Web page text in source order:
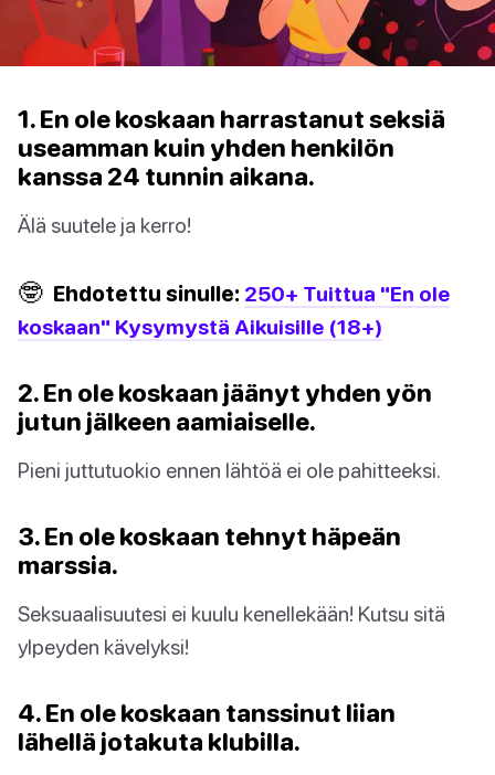
1. En ole koskaan harrastanut seksiä
useamman kuin yhden henkilön
kanssa 24 tunnin aikana.
Älä suutele ja kerro!
🤓 Ehdotettu sinulle: 250+ Tuittua "En ole
koskaan" Kysymystä Aikuisille (18+)
2. En ole koskaan jäänyt yhden yön
jutun jälkeen aamiaiselle.
Pieni juttutuokio ennen lähtöä ei ole pahitteeksi.
3. En ole koskaan tehnyt häpeän
marssia.
Seksuaalisuutesi ei kuulu kenellekään! Kutsu sitä
ylpeyden kävelyksi!
4. En ole koskaan tanssinut liian
lähellä jotakuta klubilla.